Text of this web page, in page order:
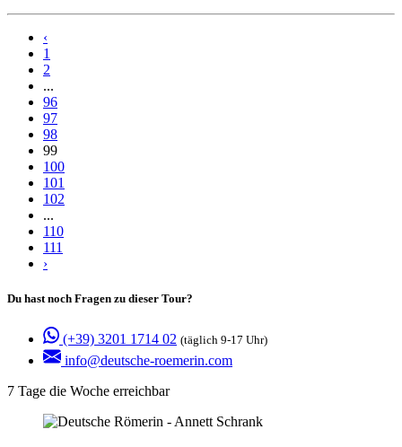
‹
1
2
...
96
97
98
99
100
101
102
...
110
111
›
Du hast noch Fragen zu dieser Tour?
(+39) 3201 1714 02 (täglich 9-17 Uhr)
info@deutsche-roemerin.com
7 Tage die Woche erreichbar